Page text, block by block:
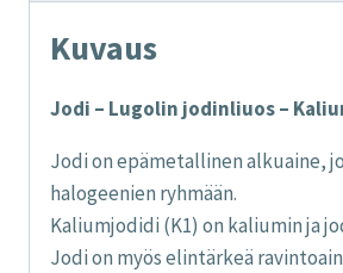
Kuvaus
Jodi – Lugolin jodinliuos –
Jodi on epämetallinen alkuaine,
halogeenien ryhmään.
Kaliumjodidi (K1) on kaliumin ja
Jodi on myös elintärkeä